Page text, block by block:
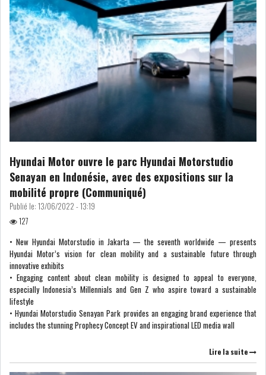
RSS
COTATION ET ANALYSES
FICHES SOCIÉTÉS
ANALYSE QUOTIDIENNE
ANALYSE HEBDOMADAIRE
HISTORIQUE DES ZOOMS
ARCHIVES DES COURS
HISTORIQUE ANALYSES HEBDOMADAIRES
Hyundai Motor ouvre le parc Hyundai Motorstudio
Senayan en Indonésie, avec des expositions sur la
mobilité propre (Communiqué)
Publié le: 13/06/2022 - 13:19
127
• New Hyundai Motorstudio in Jakarta — the seventh worldwide — presents
Hyundai Motor’s vision for clean mobility and a sustainable future through
innovative exhibits
• Engaging content about clean mobility is designed to appeal to everyone,
especially Indonesia’s Millennials and Gen Z who aspire toward a sustainable
lifestyle
• Hyundai Motorstudio Senayan Park provides an engaging brand experience that
includes the stunning Prophecy Concept EV and inspirational LED media wall
Lire la suite